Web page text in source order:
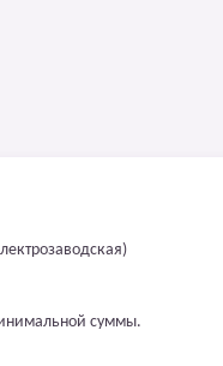
суммы.